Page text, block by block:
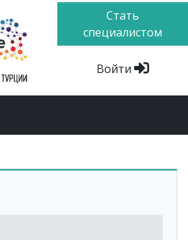
Стать
специалистом
Войти